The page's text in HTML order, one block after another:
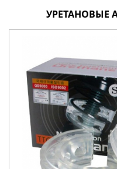
УРЕТАНОВЫЕ